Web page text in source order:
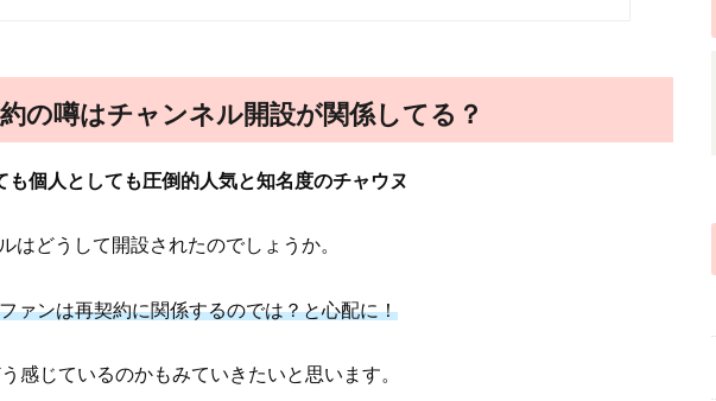
の噂はチャンネル開設が関係してる？
個人としても圧倒的人気と知名度のチャウヌ
はどうして開設されたのでしょうか。
ァンは再契約に関係するのでは？と心配に！
感じているのかもみていきたいと思います。